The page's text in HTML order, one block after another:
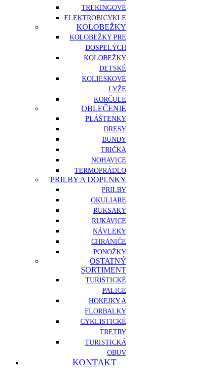
TREKINGOVÉ
ELEKTROBICYKLE
KOLOBEŽKY
KOLOBEŽKY PRE
DOSPELÝCH
KOLOBEŽKY
DETSKÉ
KOLIESKOVÉ
LYŽE
KORČULE
OBLEČENIE
PLÁŠTENKY
DRESY
BUNDY
TRIČKÁ
NOHAVICE
TERMOPRÁDLO
PRILBY A DOPLNKY
PRILBY
OKULIARE
RUKSAKY
RUKAVICE
NÁVLEKY
CHRÁNIČE
PONOŽKY
OSTATNÝ
SORTIMENT
TURISTICKÉ
PALICE
HOKEJKY A
FLORBALKY
CYKLISTICKÉ
TRETRY
TURISTICKÁ
OBUV
KONTAKT